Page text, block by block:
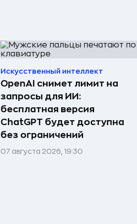
Искусственный интеллект
OpenAI снимет лимит на
запросы для ИИ:
бесплатная версия
ChatGPT будет доступна
без ограничений
07 августа 2026, 19:30